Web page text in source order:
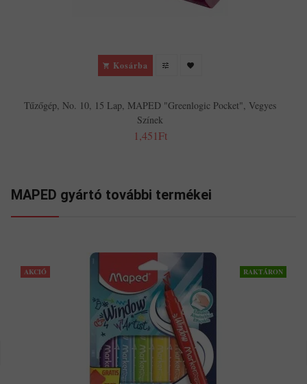
Kosárba
Tűzőgép, No. 10, 15 Lap, MAPED "Greenlogic Pocket", Vegyes
Színek
1,451Ft
MAPED gyártó további termékei
AKCIÓ RAKTÁRON